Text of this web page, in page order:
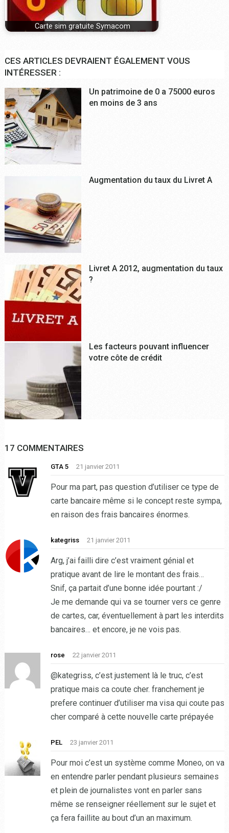
Carte sim gratuite Symacom
CES ARTICLES DEVRAIENT ÉGALEMENT VOUS
INTÉRESSER :
Un patrimoine de 0 a 75000 euros
en moins de 3 ans
Augmentation du taux du Livret A
Livret A 2012, augmentation du taux
?
Les facteurs pouvant influencer
votre côte de crédit
17 COMMENTAIRES
GTA 5 21 janvier 2011
Pour ma part, pas question d’utiliser ce type de
carte bancaire même si le concept reste sympa,
en raison des frais bancaires énormes.
kategriss 21 janvier 2011
Arg, j’ai failli dire c’est vraiment génial et
pratique avant de lire le montant des frais…
Snif, ça partait d’une bonne idée pourtant :/
Je me demande qui va se tourner vers ce genre
de cartes, car, éventuellement à part les interdits
bancaires… et encore, je ne vois pas.
rose 22 janvier 2011
@kategriss, c’est justement là le truc, c’est
pratique mais ca coute cher. franchement je
prefere continuer d’utiliser ma visa qui coute pas
cher comparé à cette nouvelle carte prépayée
PEL 23 janvier 2011
Pour moi c’est un système comme Moneo, on va
en entendre parler pendant plusieurs semaines
et plein de journalistes vont en parler sans
même se renseigner réellement sur le sujet et
ça fera faillite au bout d’un an maximum.